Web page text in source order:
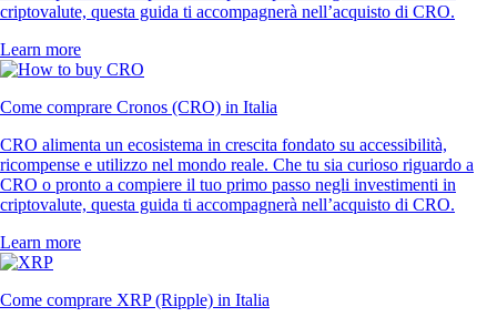
criptovalute, questa guida ti accompagnerà nell’acquisto di CRO.
Learn more
Come comprare Cronos (CRO) in Italia
CRO alimenta un ecosistema in crescita fondato su accessibilità,
ricompense e utilizzo nel mondo reale. Che tu sia curioso riguardo a
CRO o pronto a compiere il tuo primo passo negli investimenti in
criptovalute, questa guida ti accompagnerà nell’acquisto di CRO.
Learn more
Come comprare XRP (Ripple) in Italia